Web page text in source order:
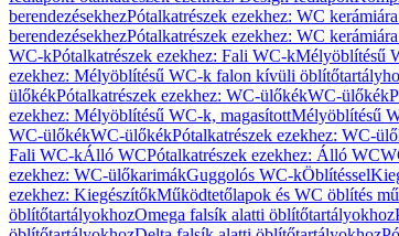
berendezésekhezPótalkatrészek ezekhez: WC
berendezésekhezPótalkatrészek ezekhez: WC
WC-kPótalkatrészek ezekhez: Fali WC-kMélyöblítésű
ezekhez: Mélyöblítésű WC-k falon kívüli
ülőkékPótalkatrészek ezekhez: WC-ülőkékWC-ülőkék
ezekhez: Mélyöblítésű WC-k, magasítottMélyöblítésű
WC-ülőkékWC-ülőkékPótalkatrészek ezekhez: WC-
Fali WC-kÁlló WCPótalkatrészek ezekhez: Álló WC
ezekhez: WC-ülőkarimákGuggolós WC-kÖblítéssel
ezekhez: KiegészítőkMűködtetőlapok és WC öblítés
öblítőtartályokhozOmega falsík alatti öblítőtartályokhoz